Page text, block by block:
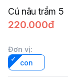
Cú nâu trầm 5
220.000đ
Đơn vị:
con